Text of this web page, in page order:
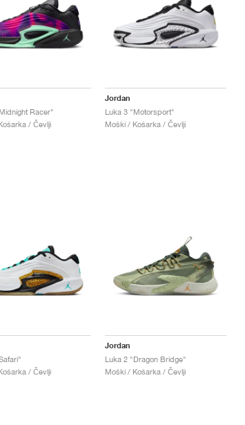
Racer"
/ Čevlji
Jordan
Luka 3 "Motorsport"
Moški / Košarka / Čevlji
/ Čevlji
Jordan
Luka 2 "Dragon Bridge"
Moški / Košarka / Čevlji